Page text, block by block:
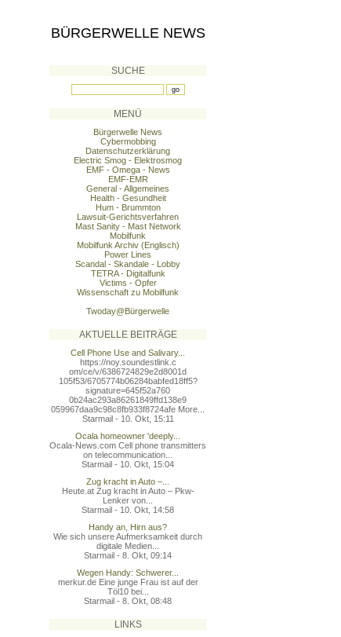
BÜRGERWELLE NEWS
SUCHE
MENÜ
Bürgerwelle News
Cybermobbing
Datenschutzerklärung
Electric Smog - Elektrosmog
EMF - Omega - News
EMF-EMR
General - Allgemeines
Health - Gesundheit
Hum - Brummton
Lawsuit-Gerichtsverfahren
Mast Sanity - Mast Network
Mobilfunk
Mobilfunk Archiv (Englisch)
Power Lines
Scandal - Skandale - Lobby
TETRA - Digitalfunk
Victims - Opfer
Wissenschaft zu Mobilfunk
Twoday@Bürgerwelle
AKTUELLE BEITRÄGE
Cell Phone Use and Salivary...
https://noy.soundestlink.c
om/ce/v/6386724829e2d8001d
105f53/6705774b06284babfed18ff5?
signature=645f52a760
0b24ac293a86261849ffd138e9
059967daa9c98c8fb933f8724afe More...
Starmail - 10. Okt, 15:11
Ocala homeowner 'deeply...
Ocala-News.com Cell phone transmitters
on telecommunication...
Starmail - 10. Okt, 15:04
Zug kracht in Auto –...
Heute.at Zug kracht in Auto – Pkw-
Lenker von...
Starmail - 10. Okt, 14:58
Handy an, Hirn aus?
Wie sich unsere Aufmerksamkeit durch
digitale Medien...
Starmail - 8. Okt, 09:14
Wegen Handy: Schwerer...
merkur.de Eine junge Frau ist auf der
Töl10 bei...
Starmail - 8. Okt, 08:48
LINKS